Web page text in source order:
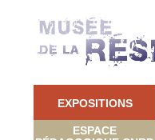
EXPOSITIONS
ESPACE